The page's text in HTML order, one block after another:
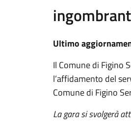
Ultimo
Il Comune di Figino
l’affidamento del
Comune di Figino
La gara si svolgerà